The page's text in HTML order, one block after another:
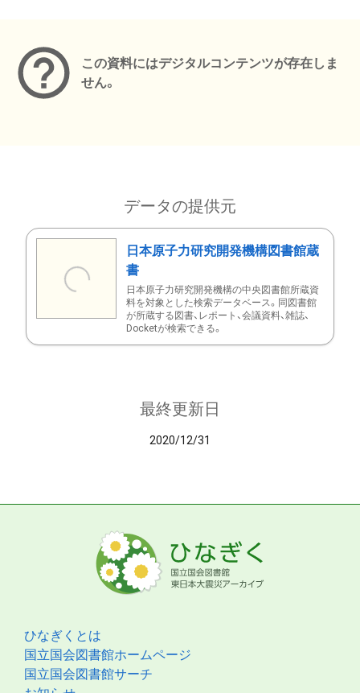
この資料にはデジタルコンテンツが存在しま
せん。
データの提供元
日本原子力研究開発機構図書館蔵
書
日本原子力研究開発機構の中央図書館所蔵資
料を対象とした検索データベース。同図書館
が所蔵する図書、レポート、会議資料、雑誌、
Docketが検索できる。
最終更新日
2020/12/31
ひなぎくとは
国立国会図書館ホームページ
国立国会図書館サーチ